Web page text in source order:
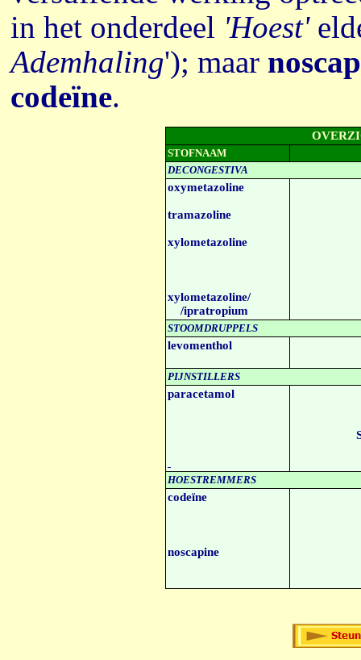
in het onderdeel 'Hoest'
Ademhaling'); maar
codeïne.
STOFNAAM
DECONGESTIVA
oxymetazoline
tramazoline
xylometazoline
xylometazoline/
/ipratropium
STOOMDRUPPELS
levomenthol
PIJNSTILLERS
paracetamol
HOESTREMMERS
codeïne
noscapine